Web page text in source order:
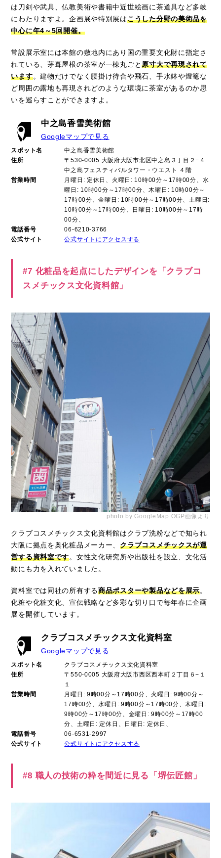
は刀剣や武具、仏教美術や書籍中近世絵画に茶道具など多岐
にわたりますよ。企画展や特別展はこうした分野の美術品を
中心に年4～5回開催。
常設展示室には本館の敷地内にあり国の重要文化財に指定さ
れている、茅葺屋根の茶室が一棟丸ごと原寸大で再現されて
います。建物だけでなく腰掛け待合や飛石、手水鉢や燈篭な
ど周囲の露地も再現されどのような環境に茶室があるのか思
いを巡らすことができますよ。
中之島香雪美術館
Googleマップで見る
スポット名
中之島香雪美術館
住所
〒530-0005 大阪府大阪市北区中之島３丁目２−４
中之島フェスティバルタワー・ウエスト ４階
営業時間
月曜日: 定休日、火曜日: 10時00分～17時00分、水
曜日: 10時00分～17時00分、木曜日: 10時00分～
17時00分、金曜日: 10時00分～17時00分、土曜日:
10時00分～17時00分、日曜日: 10時00分～17時
00分、
電話番号
06-6210-3766
公式サイト
公式サイトにアクセスする
#7 化粧品を起点にしたデザインを「クラブコ
スメチックス文化資料館」
photo by GoogleMap OGP画像より
クラブコスメチックス文化資料館はクラブ洗粉などで知られ
大阪に拠点を奥化粧品メーカー、クラブコスメチックスが運
営する資料室です。女性文化研究所や出版社を設立、文化活
動にも力を入れていました。
資料室では同社の所有する商品ポスターや製品などを展示。
化粧や化粧文化、宣伝戦略など多彩な切り口で毎年春に企画
展を開催しています。
クラブコスメチックス文化資料室
Googleマップで見る
スポット名
クラブコスメチックス文化資料室
住所
〒550-0005 大阪府大阪市西区西本町２丁目６−１
１
営業時間
月曜日: 9時00分～17時00分、火曜日: 9時00分～
17時00分、水曜日: 9時00分～17時00分、木曜日:
9時00分～17時00分、金曜日: 9時00分～17時00
分、土曜日: 定休日、日曜日: 定休日、
電話番号
06-6531-2997
公式サイト
公式サイトにアクセスする
#8 職人の技術の粋を間近に見る「堺伝匠館」